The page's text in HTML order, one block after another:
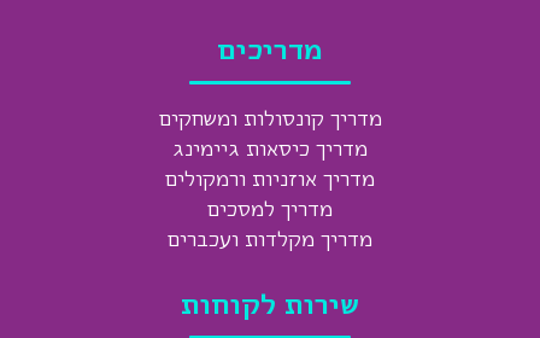
מדריכים
מדריך קונסולות ומשחקים
מדריך כיסאות גיימינג
מדריך אוזניות ורמקולים
מדריך למסכים
מדריך מקלדות ועכברים
שירות לקוחות